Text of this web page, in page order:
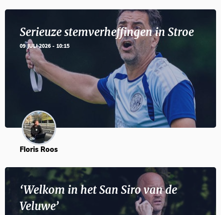
Serieuze stemverheffingen in Stroe
09 JULI 2026 - 10:15
Floris Roos
‘Welkom in het San Siro van de
Veluwe’